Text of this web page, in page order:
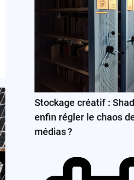
Stockage créatif :
enfin régler le chaos
médias ?